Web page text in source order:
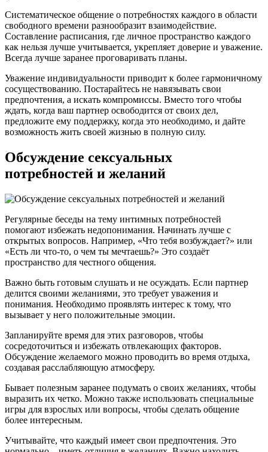
Систематическое общение о потребностях каждого в области
свободного времени разнообразит взаимодействие.
Составление расписания, где личное пространство каждого
как нельзя лучше учитывается, укрепляет доверие и уважение.
Всегда лучше заранее проговаривать планы.
Уважение индивидуальности приводит к более гармоничному
сосуществованию. Постарайтесь не навязывать свои
предпочтения, а искать компромиссы. Вместо того чтобы
ждать, когда ваш партнер освободится от своих дел,
предложите ему поддержку, когда это необходимо, и дайте
возможность жить своей жизнью в полную силу.
Обсуждение сексуальных
потребностей и желаний
Регулярные беседы на тему интимных потребностей
помогают избежать недопонимания. Начинать лучше с
открытых вопросов. Например, «Что тебя возбуждает?» или
«Есть ли что-то, о чем ты мечтаешь?» Это создаёт
пространство для честного общения.
Важно быть готовым слушать и не осуждать. Если партнер
делится своими желаниями, это требует уважения и
понимания. Необходимо проявлять интерес к тому, что
вызывает у него положительные эмоции.
Запланируйте время для этих разговоров, чтобы
сосредоточиться и избежать отвлекающих факторов.
Обсуждение желаемого можно проводить во время отдыха,
создавая расслабляющую атмосферу.
Бывает полезным заранее подумать о своих желаниях, чтобы
выразить их четко. Можно также использовать специальные
игры для взрослых или вопросы, чтобы сделать общение
более интересным.
Учитывайте, что каждый имеет свои предпочтения. Это